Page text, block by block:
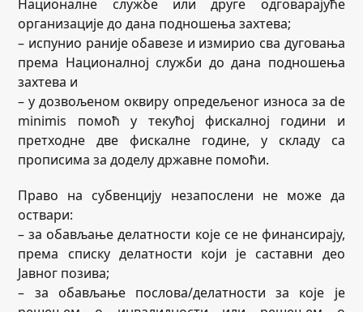
Националне службе или друге одговарајуће
организације до дана подношења захтева;
– испунио раније обавезе и измирио сва дуговања
према Националној служби до дана подношења
захтева и
– у дозвољеном оквиру опредељеног износа за de
minimis помоћ у текућој фискалној години и
претходне две фискалне године, у складу са
прописима за доделу државне помоћи.
Право на субвенцију незапослени не може да
оствари:
– за обављање делатности које се не финансирају,
према списку делатности који је саставни део
Јавног позива;
– за обављање послова/делатности за које је